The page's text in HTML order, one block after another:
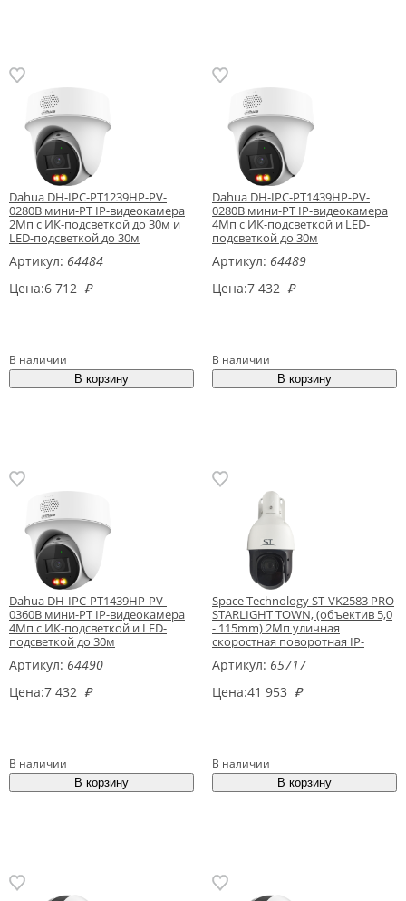
Dahua DH-IPC-PT1239HP-PV-
0280B мини-PT IP-видеокамера
2Мп с ИК-подсветкой до 30м и
LED-подсветкой до 30м
Артикул: 64484
Цена:6 712 ₽
В наличии
Dahua DH-IPC-PT1439HP-PV-
0280B мини-PT IP-видеокамера
4Мп с ИК-подсветкой и LED-
подсветкой до 30м
Артикул: 64489
Цена:7 432 ₽
В наличии
Dahua DH-IPC-PT1439HP-PV-
0360B мини-PT IP-видеокамера
4Мп с ИК-подсветкой и LED-
подсветкой до 30м
Артикул: 64490
Цена:7 432 ₽
В наличии
Space Technology ST-VK2583 PRO
STARLIGHT TOWN, (объектив 5,0
- 115mm) 2Мп уличная
скоростная поворотная IP-
Артикул: 65717
Цена:41 953 ₽
В наличии